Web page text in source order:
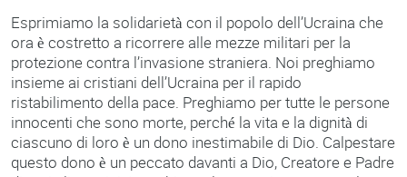
Esprimiamo la solidarietà con il popolo dell’Ucraina che
ora è costretto a ricorrere alle mezze militari per la
protezione contra l’invasione straniera. Noi preghiamo
insieme ai cristiani dell’Ucraina per il rapido
ristabilimento della pace. Preghiamo per tutte le persone
innocenti che sono morte, perché la vita e la dignità di
ciascuno di loro è un dono inestimabile di Dio. Calpestare
questo dono è un peccato davanti a Dio, Creatore e Padre